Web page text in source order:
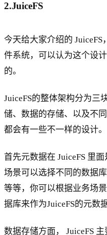
2.JuiceFS
今天给大家介绍的
件系统，可以认为这个设
的。
JuiceFS的整体架构分为三
储、数据的存储、以及不
都会有一些不一样的设计。
首先元数据在 JuiceFS 里
场景可以选择不同的数据
等等，你可以根据业务场
据库来作为JuiceFS的元数
数据存储方面， JuiceFS